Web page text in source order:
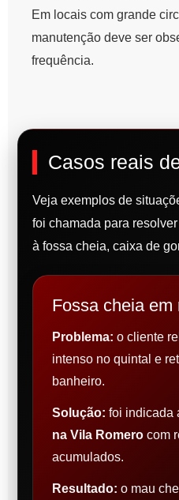
Em locais com grande
manutenção deve ser
frequência.
Casos reais
Veja exemplos de
foi chamada para
à fossa cheia, caixa de
Fossa cheia em
Problema: o cliente
intenso no quintal e
banheiro.
Solução: foi indicada
na Vila Romero com
acumulados.
Resultado: o mau